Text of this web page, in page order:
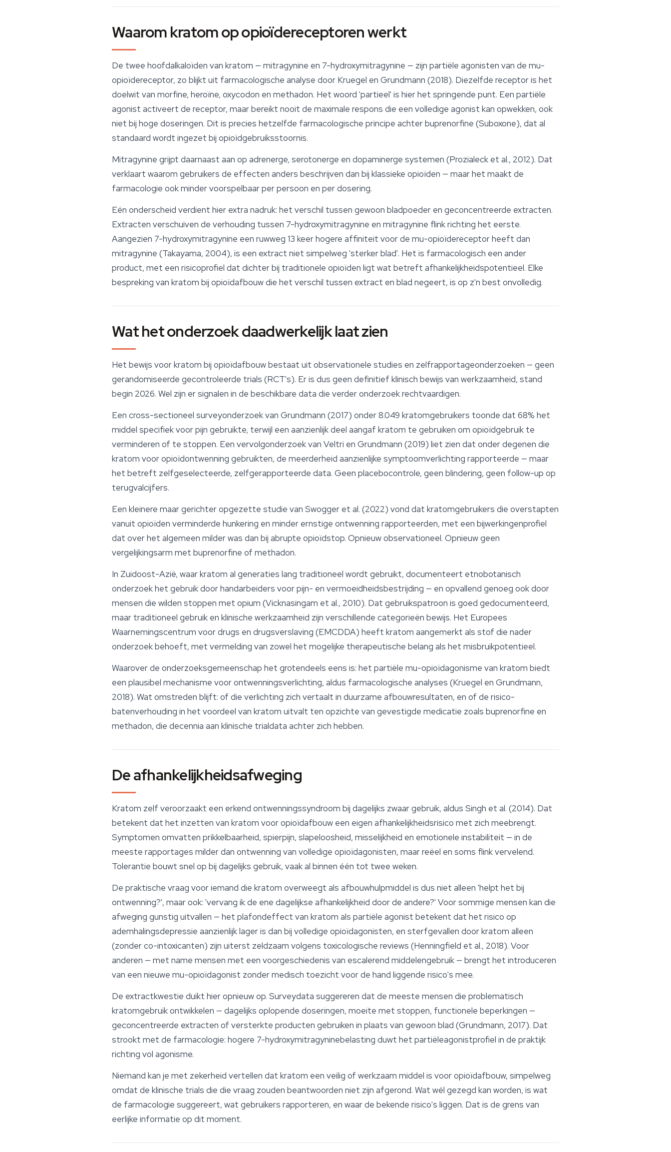
Waarom kratom op opioïdereceptoren werkt
De twee hoofdalkaloïden van kratom — mitragynine en 7-hydroxymitragynine — zijn partiële agonisten van de mu-
opioïdereceptor, zo blijkt uit farmacologische analyse door Kruegel en Grundmann (2018). Diezelfde receptor is het
doelwit van morfine, heroïne, oxycodon en methadon. Het woord 'partieel' is hier het springende punt. Een partiële
agonist activeert de receptor, maar bereikt nooit de maximale respons die een volledige agonist kan opwekken, ook
niet bij hoge doseringen. Dit is precies hetzelfde farmacologische principe achter buprenorfine (Suboxone), dat al
standaard wordt ingezet bij opioïdgebruiksstoornis.
Mitragynine grijpt daarnaast aan op adrenerge, serotonerge en dopaminerge systemen (Prozialeck et al., 2012). Dat
verklaart waarom gebruikers de effecten anders beschrijven dan bij klassieke opioïden — maar het maakt de
farmacologie ook minder voorspelbaar per persoon en per dosering.
Eén onderscheid verdient hier extra nadruk: het verschil tussen gewoon bladpoeder en geconcentreerde extracten.
Extracten verschuiven de verhouding tussen 7-hydroxymitragynine en mitragynine flink richting het eerste.
Aangezien 7-hydroxymitragynine een ruwweg 13 keer hogere affiniteit voor de mu-opioïdereceptor heeft dan
mitragynine (Takayama, 2004), is een extract niet simpelweg 'sterker blad'. Het is farmacologisch een ander
product, met een risicoprofiel dat dichter bij traditionele opioïden ligt wat betreft afhankelijkheidspotentieel. Elke
bespreking van kratom bij opioïdafbouw die het verschil tussen extract en blad negeert, is op z'n best onvolledig.
Wat het onderzoek daadwerkelijk laat zien
Het bewijs voor kratom bij opioïdafbouw bestaat uit observationele studies en zelfrapportageonderzoeken — geen
gerandomiseerde gecontroleerde trials (RCT's). Er is dus geen definitief klinisch bewijs van werkzaamheid, stand
begin 2026. Wel zijn er signalen in de beschikbare data die verder onderzoek rechtvaardigen.
Een cross-sectioneel surveyonderzoek van Grundmann (2017) onder 8.049 kratomgebruikers toonde dat 68% het
middel specifiek voor pijn gebruikte, terwijl een aanzienlijk deel aangaf kratom te gebruiken om opioïdgebruik te
verminderen of te stoppen. Een vervolgonderzoek van Veltri en Grundmann (2019) liet zien dat onder degenen die
kratom voor opioïdontwenning gebruikten, de meerderheid aanzienlijke symptoomverlichting rapporteerde — maar
het betreft zelfgeselecteerde, zelfgerapporteerde data. Geen placebocontrole, geen blindering, geen follow-up op
terugvalcijfers.
Een kleinere maar gerichter opgezette studie van Swogger et al. (2022) vond dat kratomgebruikers die overstapten
vanuit opioïden verminderde hunkering en minder ernstige ontwenning rapporteerden, met een bijwerkingenprofiel
dat over het algemeen milder was dan bij abrupte opioïdstop. Opnieuw observationeel. Opnieuw geen
vergelijkingsarm met buprenorfine of methadon.
In Zuidoost-Azië, waar kratom al generaties lang traditioneel wordt gebruikt, documenteert etnobotanisch
onderzoek het gebruik door handarbeiders voor pijn- en vermoeidheidsbestrijding — en opvallend genoeg ook door
mensen die wilden stoppen met opium (Vicknasingam et al., 2010). Dat gebruikspatroon is goed gedocumenteerd,
maar traditioneel gebruik en klinische werkzaamheid zijn verschillende categorieën bewijs. Het Europees
Waarnemingscentrum voor drugs en drugsverslaving (EMCDDA) heeft kratom aangemerkt als stof die nader
onderzoek behoeft, met vermelding van zowel het mogelijke therapeutische belang als het misbruikpotentieel.
Waarover de onderzoeksgemeenschap het grotendeels eens is: het partiële mu-opioïdagonisme van kratom biedt
een plausibel mechanisme voor ontwenningsverlichting, aldus farmacologische analyses (Kruegel en Grundmann,
2018). Wat omstreden blijft: of die verlichting zich vertaalt in duurzame afbouwresultaten, en of de risico-
batenverhouding in het voordeel van kratom uitvalt ten opzichte van gevestigde medicatie zoals buprenorfine en
methadon, die decennia aan klinische trialdata achter zich hebben.
De afhankelijkheidsafweging
Kratom zelf veroorzaakt een erkend ontwenningssyndroom bij dagelijks zwaar gebruik, aldus Singh et al. (2014). Dat
betekent dat het inzetten van kratom voor opioïdafbouw een eigen afhankelijkheidsrisico met zich meebrengt.
Symptomen omvatten prikkelbaarheid, spierpijn, slapeloosheid, misselijkheid en emotionele instabiliteit — in de
meeste rapportages milder dan ontwenning van volledige opioïdagonisten, maar reëel en soms flink vervelend.
Tolerantie bouwt snel op bij dagelijks gebruik, vaak al binnen één tot twee weken.
De praktische vraag voor iemand die kratom overweegt als afbouwhulpmiddel is dus niet alleen 'helpt het bij
ontwenning?', maar ook: 'vervang ik de ene dagelijkse afhankelijkheid door de andere?' Voor sommige mensen kan die
afweging gunstig uitvallen — het plafondeffect van kratom als partiële agonist betekent dat het risico op
ademhalingsdepressie aanzienlijk lager is dan bij volledige opioïdagonisten, en sterfgevallen door kratom alleen
(zonder co-intoxicanten) zijn uiterst zeldzaam volgens toxicologische reviews (Henningfield et al., 2018). Voor
anderen — met name mensen met een voorgeschiedenis van escalerend middelengebruik — brengt het introduceren
van een nieuwe mu-opioïdagonist zonder medisch toezicht voor de hand liggende risico's mee.
De extractkwestie duikt hier opnieuw op. Surveydata suggereren dat de meeste mensen die problematisch
kratomgebruik ontwikkelen — dagelijks oplopende doseringen, moeite met stoppen, functionele beperkingen —
geconcentreerde extracten of versterkte producten gebruiken in plaats van gewoon blad (Grundmann, 2017). Dat
strookt met de farmacologie: hogere 7-hydroxymitragyninebelasting duwt het partiëleagonistprofiel in de praktijk
richting vol agonisme.
Niemand kan je met zekerheid vertellen dat kratom een veilig of werkzaam middel is voor opioïdafbouw, simpelweg
omdat de klinische trials die die vraag zouden beantwoorden niet zijn afgerond. Wat wél gezegd kan worden, is wat
de farmacologie suggereert, wat gebruikers rapporteren, en waar de bekende risico's liggen. Dat is de grens van
eerlijke informatie op dit moment.